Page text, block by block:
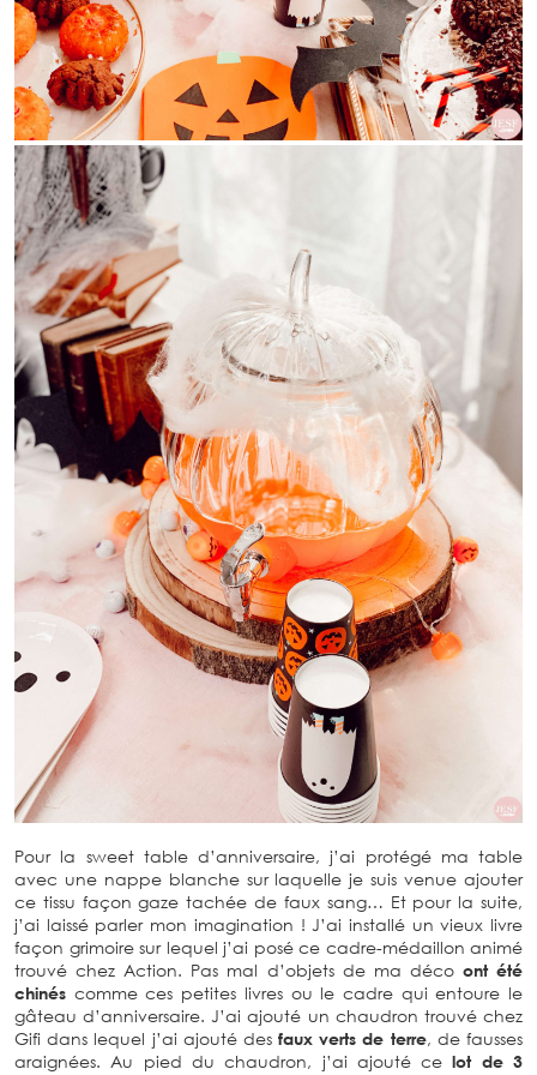
Pour la sweet table d’anniversaire, j’ai protégé ma table
avec une nappe blanche sur laquelle je suis venue ajouter
ce tissu façon gaze tachée de faux sang… Et pour la suite,
j’ai laissé parler mon imagination ! J’ai installé un vieux livre
façon grimoire sur lequel j’ai posé ce cadre-médaillon
animé trouvé chez Action. Pas mal d’objets de ma déco
ont été chinés
comme ces petites livres ou le cadre qui
entoure le gâteau d’anniversaire. J’ai ajouté un chaudron
trouvé chez Gifi dans lequel j’ai ajouté desfaux verts de
terre, de fausses araignées. Au pied du chaudron, j’ai
ajouté celot de 3 bouteilles façon « potions de sorcière ».
Elles sont en verre et très bien imitées, trouvées chez Fête
Sensation. Les petites citrouilles et autres décorations qui
s’allument viennent de chez Gifi. Quand j’organise ce
genre de petite fête, j’aime que les gens se servent eux à